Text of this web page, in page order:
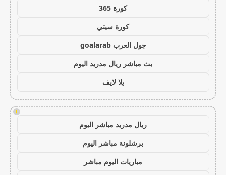
كورة 365
كورة سيتي
جول العرب goalarab
بث مباشر ريال مدريد اليوم
يلا لايف
!
ريال مدريد مباشر اليوم
برشلونة مباشر اليوم
مباريات اليوم مباشر